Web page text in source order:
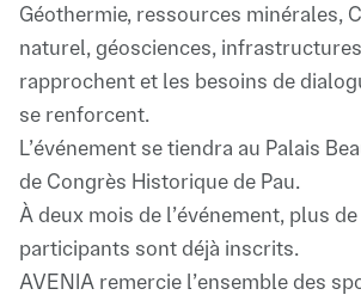
Géothermie, ressources minérales,
naturel, géosciences,
rapprochent et les besoins de
se renforcent.
L’événement se tiendra au Palais
de Congrès Historique de Pau.
À deux mois de l’événement, plus
participants sont déjà inscrits.
AVENIA remercie l’ensemble des